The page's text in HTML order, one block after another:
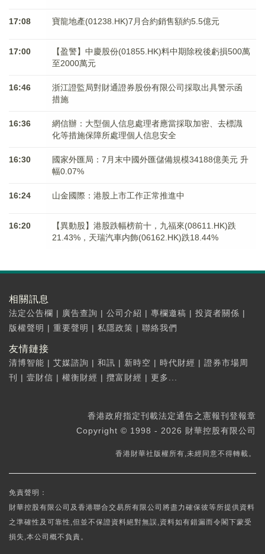
17:08 寶龍地產(01238.HK)7月合約銷售額約5.5億元
17:00
【盈警】中慶股份(01855.HK)料中期除稅後虧損500萬
至2000萬元
16:46
浙江證監局對財通證券股份有限公司採取出具警示函
措施
16:36
網信辦：大型個人信息處理者應當採取加密、去標識
化等措施保障所處理個人信息安全
16:30
國家外匯局：7月末中國外匯儲備規模34188億美元 升
幅0.07%
16:24 山金國際：港股上市工作正常推進中
16:20
【異動股】港股跌幅榜前十，九福來(08611.HK)跌
21.43%，天瑞汽車内飾(06162.HK)跌18.44%
相關訊息
法定公告欄 | 廣告查詢 | 公司介紹 | 專欄邀稿 | 投資者關係 |
版權聲明 | 重要聲明 | 私隱政策 | 聯絡我們
友情鏈接
清博智能 | 艾媒諮詢 | 和訊 | 新時空 | 時代財經 | 證券市場周
刊
| 壹財信 | 權衡財經 | 攬富財經 | 更多...
香港政府指定刊載法定通告之憲報刊登報章
Copyright © 1998 - 2026 財華控股有限公司
香港財華社版權所有,未經同意不得轉載。
免責聲明：
財華控股有限公司及香港聯合交易所有限公司將盡力確保彼等所提供資料
之準確性及可靠性,但並不保證資料絕對無誤,資料如有錯漏而令閣下蒙受
損失,本公司概不負責。